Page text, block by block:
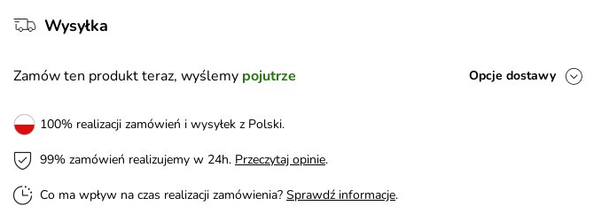
Wysyłka
Zamów ten produkt teraz, wyślemy pojutrze Opcje dostawy
100% realizacji zamówień i wysyłek z Polski.
99% zamówień realizujemy w 24h. Przeczytaj opinie.
Co ma wpływ na czas realizacji zamówienia? Sprawdź informacje.